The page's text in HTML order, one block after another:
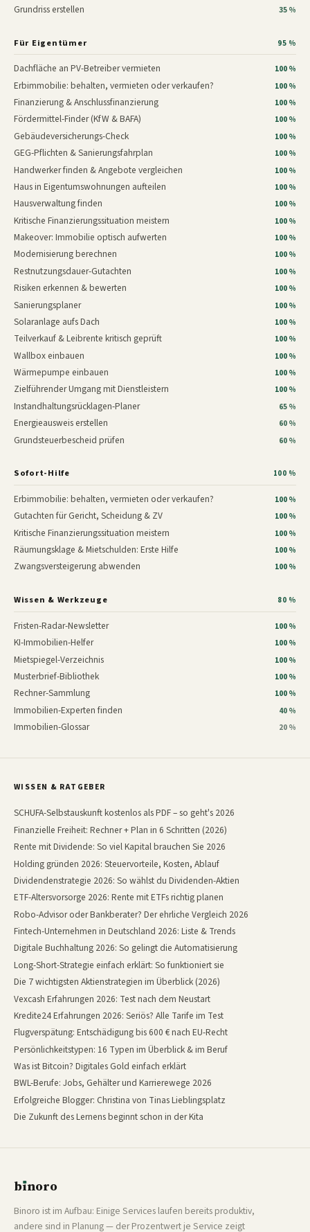
Grundriss erstellen 35 %
Für Eigentümer 95 %
Dachfläche an PV-Betreiber vermieten 100 %
Erbimmobilie: behalten, vermieten oder verkaufen? 100 %
Finanzierung & Anschlussfinanzierung 100 %
Fördermittel-Finder (KfW & BAFA) 100 %
Gebäudeversicherungs-Check 100 %
GEG-Pflichten & Sanierungsfahrplan 100 %
Handwerker finden & Angebote vergleichen 100 %
Haus in Eigentumswohnungen aufteilen 100 %
Hausverwaltung finden 100 %
Kritische Finanzierungssituation meistern 100 %
Makeover: Immobilie optisch aufwerten 100 %
Modernisierung berechnen 100 %
Restnutzungsdauer-Gutachten 100 %
Risiken erkennen & bewerten 100 %
Sanierungsplaner 100 %
Solaranlage aufs Dach 100 %
Teilverkauf & Leibrente kritisch geprüft 100 %
Wallbox einbauen 100 %
Wärmepumpe einbauen 100 %
Zielführender Umgang mit Dienstleistern 100 %
Instandhaltungsrücklagen-Planer 65 %
Energieausweis erstellen 60 %
Grundsteuerbescheid prüfen 60 %
Sofort-Hilfe 100 %
Erbimmobilie: behalten, vermieten oder verkaufen? 100 %
Gutachten für Gericht, Scheidung & ZV 100 %
Kritische Finanzierungssituation meistern 100 %
Räumungsklage & Mietschulden: Erste Hilfe 100 %
Zwangsversteigerung abwenden 100 %
Wissen & Werkzeuge 80 %
Fristen-Radar-Newsletter 100 %
KI-Immobilien-Helfer 100 %
Mietspiegel-Verzeichnis 100 %
Musterbrief-Bibliothek 100 %
Rechner-Sammlung 100 %
Immobilien-Experten finden 40 %
Immobilien-Glossar 20 %
WISSEN & RATGEBER
SCHUFA-Selbstauskunft kostenlos als PDF – so geht's 2026
Finanzielle Freiheit: Rechner + Plan in 6 Schritten (2026)
Rente mit Dividende: So viel Kapital brauchen Sie 2026
Holding gründen 2026: Steuervorteile, Kosten, Ablauf
Dividendenstrategie 2026: So wählst du Dividenden-Aktien
ETF-Altersvorsorge 2026: Rente mit ETFs richtig planen
Robo-Advisor oder Bankberater? Der ehrliche Vergleich 2026
Fintech-Unternehmen in Deutschland 2026: Liste & Trends
Digitale Buchhaltung 2026: So gelingt die Automatisierung
Long-Short-Strategie einfach erklärt: So funktioniert sie
Die 7 wichtigsten Aktienstrategien im Überblick (2026)
Vexcash Erfahrungen 2026: Test nach dem Neustart
Kredite24 Erfahrungen 2026: Seriös? Alle Tarife im Test
Flugverspätung: Entschädigung bis 600 € nach EU-Recht
Persönlichkeitstypen: 16 Typen im Überblick & im Beruf
Was ist Bitcoin? Digitales Gold einfach erklärt
BWL-Berufe: Jobs, Gehälter und Karrierewege 2026
Erfolgreiche Blogger: Christina von Tinas Lieblingsplatz
Die Zukunft des Lernens beginnt schon in der Kita
bınoro
Binoro ist im Aufbau: Einige Services laufen bereits produktiv,
andere sind in Planung — der Prozentwert je Service zeigt